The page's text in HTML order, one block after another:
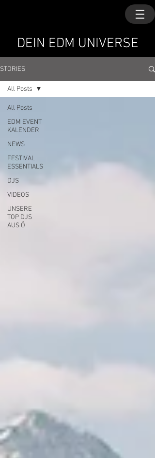
DEIN EDM UNIVERSE
STORIES
All Posts
EDM EVENT
KALENDER
NEWS
FESTIVAL
ESSENTIALS
DJS
VIDEOS
UNSERE
TOP DJS
AUS Ö
All Posts